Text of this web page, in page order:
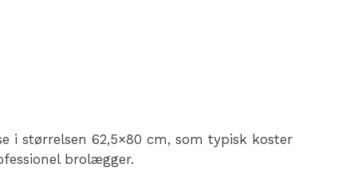
i størrelsen 62,5×80 cm, som typisk koster
brolægger.